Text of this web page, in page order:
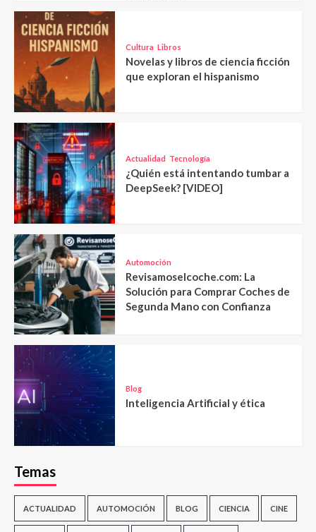
Cultura Libros
Novelas y libros de ciencia ficción
que exploran el hispanismo
Actualidad Tecnología
¿Quién está intentando tumbar a
DeepSeek? [VIDEO]
Automoción
Revisamoselcoche.com: La
Solución para Comprar Coches de
Segunda Mano con Confianza
Blog
Inteligencia Artificial y ética
Temas
ACTUALIDAD AUTOMOCIÓN BLOG CIENCIA CINE